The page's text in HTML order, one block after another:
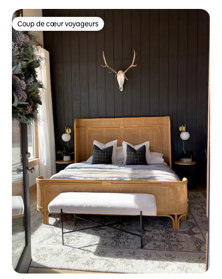
Coup de cœur voyageurs
Coup de cœur voyageurs